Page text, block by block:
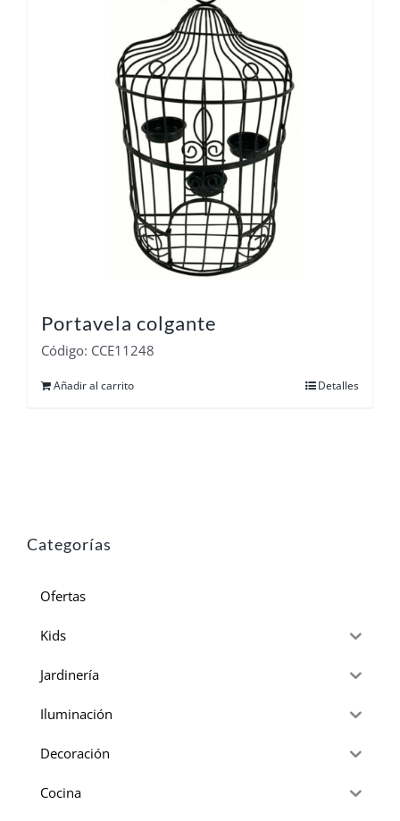
Portavela colgante
Código: CCE11248
Añadir al carrito Detalles
Categorías
Ofertas
Kids
Jardinería
Iluminación
Decoración
Cocina